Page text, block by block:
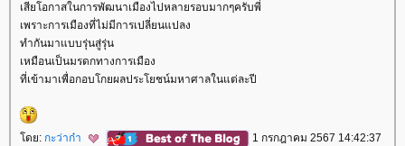
เสียโอกาสในการพัฒนาเมืองไปหลายรอบมากๆครับพี่
เพราะการเมืองที่ไม่มีการเปลี่ยนแปลง
ทำกันมาแบบรุ่นสู่รุ่น
เหมือนเป็นมรดกทางการเมือง
ที่เข้ามาเพื่อกอบโกยผลประโยชน์มหาศาลในแต่ละปี
ดย: กะว่าก๋า
1 กรกฎาคม 2567 14:42:37